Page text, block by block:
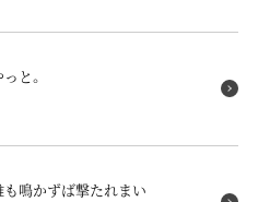
と。
も鳴かずば撃たれまい